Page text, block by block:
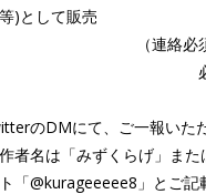
)として販売
（連絡必
のDMにて、ご一報いた
者名は「みずくらげ」また
「@kurageeeee8 」とご記